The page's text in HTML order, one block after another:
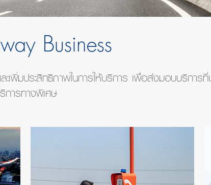
Business
มประสิทธิภาพในการให้บริการ เพื่อส่งมอบบริการ
การทางพิเศษ